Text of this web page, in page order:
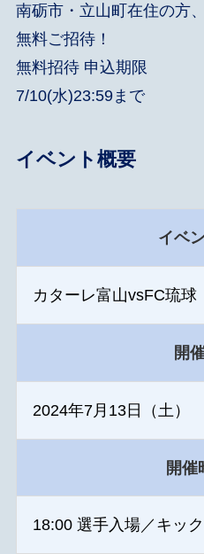
南砺市・立山町在住の方
無料ご招待！
無料招待 申込期限
7/10(水)23:59まで
イベント概要
イベ
カターレ富山vsFC琉球
開
2024年7月13日（土）
開催
18:00 選手入場／キッ